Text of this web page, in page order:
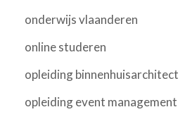
onderwijs vlaanderen
online studeren
opleiding binnenhuisarchitect
opleiding event management